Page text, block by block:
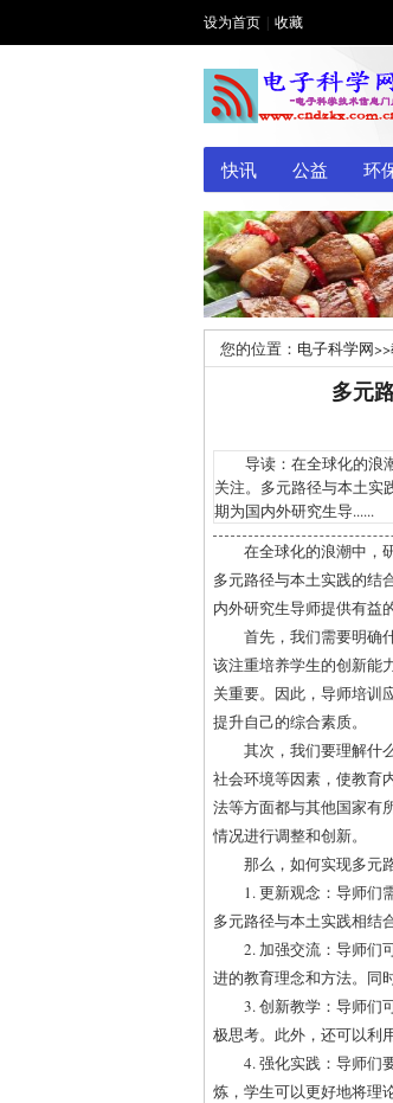
设为首页 收藏
快讯 公益 环
您的位置： 电子科学网>>
多元
导读：在全球化的浪潮
关注。多元路径与本土实
期为国内外研究生导......
在全球化的浪潮中，
多元路径与本土实践的结
内外研究生导师提供有益
首先，我们需要明确
该注重培养学生的创新能
关重要。因此，导师培训
提升自己的综合素质。
其次，我们要理解什
社会环境等因素，使教育
法等方面都与其他国家有
情况进行调整和创新。
那么，如何实现多元
1. 更新观念：导师们
多元路径与本土实践相结
2. 加强交流：导师们
进的教育理念和方法。同
3. 创新教学：导师们
极思考。此外，还可以利
4. 强化实践：导师们
炼，学生可以更好地将理